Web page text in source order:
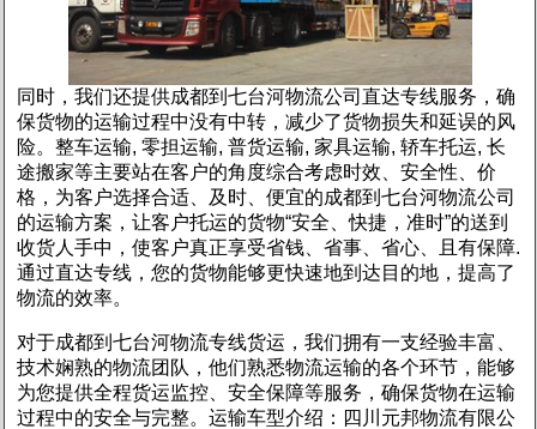
1 2
同时，我们还提供成都到七台河物流公司直达专线服务，确
保货物的运输过程中没有中转，减少了货物损失和延误的风
险。整车运输, 零担运输, 普货运输, 家具运输, 轿车托运, 长
途搬家等主要站在客户的角度综合考虑时效、安全性、价
格，为客户选择合适、及时、便宜的成都到七台河物流公司
的运输方案，让客户托运的货物“安全、快捷，准时”的送到
收货人手中，使客户真正享受省钱、省事、省心、且有保障.
通过直达专线，您的货物能够更快速地到达目的地，提高了
物流的效率。
对于成都到七台河物流专线货运，我们拥有一支经验丰富、
技术娴熟的物流团队，他们熟悉物流运输的各个环节，能够
为您提供全程货运监控、安全保障等服务，确保货物在运输
过程中的安全与完整。 运输车型介绍：四川元邦物流有限公